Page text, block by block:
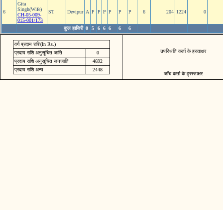
6
Gita
Singh(Wife)
CH-05-009-
015-001/173
ST Devipur A P P P P P P 6 204 1224 0
कुल हाजिरी 0 5 6 6 6 6 6
वर्ग प्रदाय राशि(In Rs.)
प्रदाय राशि अनुसूचित जाति
0
प्रदाय राशि अनुसूचित जनजाति
4692
प्रदाय राशि अन्य
2448
उपस्थिति कर्ता के हस्ताक्षर
जॉच कर्ता के ह्रस्ताक्षर